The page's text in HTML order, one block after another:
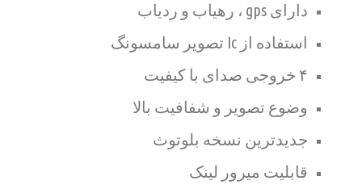
دارای gps ، رهیاب و ردیاب
استفاده از Ic تصویر سامسونگ
۴ خروجی صدای با کیفیت
وضوع تصویر و شفافیت بالا
جدیدترین نسخه بلوتوث
قابلیت میرور لینک